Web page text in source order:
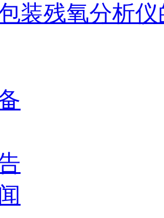
装残氧分析